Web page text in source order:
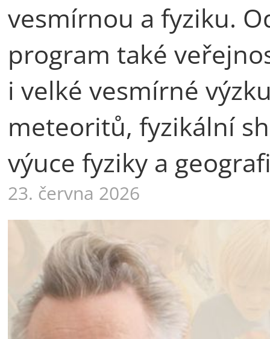
vesmírnou a fyziku.
program také
i velké vesmírné
meteoritů, fyzikální
výuce fyziky a
23. června 2026